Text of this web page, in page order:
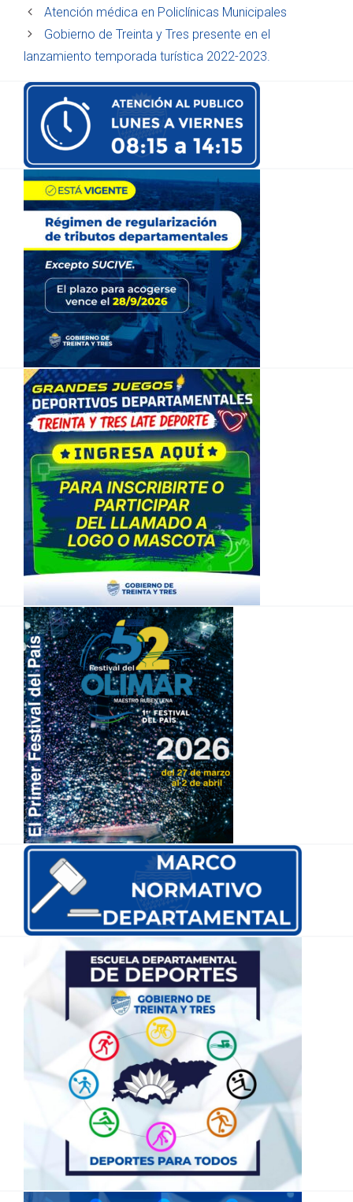
Atención médica en Policlínicas Municipales
Gobierno de Treinta y Tres presente en el
lanzamiento temporada turística 2022-2023.